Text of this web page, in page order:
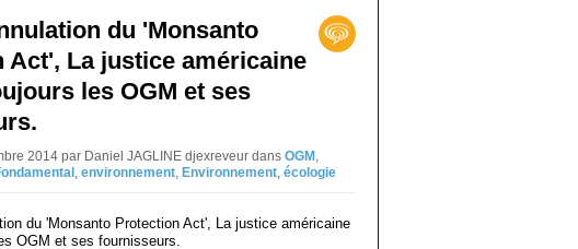
du 'Monsanto
Act', La justice américaine
les OGM et ses
2014 par Daniel JAGLINE djexreveur dans OGM ,
, environnement, Environnement, écologie